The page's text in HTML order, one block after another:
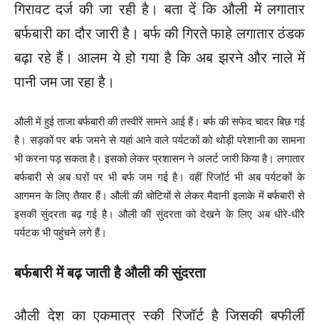
गिरावट दर्ज की जा रही है। बता दें कि औली में लगातार
बर्फबारी का दौर जारी है। बर्फ की गिरते फाहे लगातार ठंडक
बढ़ा रहे हैं। आलम ये हो गया है कि अब झरने और नाले में
पानी जम जा रहा है।
औली में हुई ताजा बर्फबारी की तस्वीरें सामने आई हैं। बर्फ की सफेद चादर बिछ गई
है। सड़कों पर बर्फ जमने से यहां आने वाले पर्यटकों को थोड़ी परेशानी का सामना
भी करना पड़ सकता है। इसको लेकर प्रशासन ने अलर्ट जारी किया है। लगातार
बर्फबारी से अब घरों पर भी बर्फ जम गई है। वहीं रिजॉर्ट भी अब पर्यटकों के
आगमन के लिए तैयार हैं। औली की चोटियों से लेकर मैदानी इलाके में बर्फबारी से
इसकी सुंदरता बढ़ गई है। औली की सुंदरता को देखने के लिए अब धीरे-धीरे
पर्यटक भी पहुंचने लगे हैं।
बर्फबारी में बढ़ जाती है औली की सुंदरता
औली देश का एकमात्र स्की रिजॉर्ट है जिसकी बफीर्ली